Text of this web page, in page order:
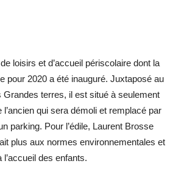
loisirs et d’accueil périscolaire dont la
pour 2020 a été inauguré. Juxtaposé au
Grandes terres, il est situé à seulement
qui sera démoli et remplacé par
parking. Pour l’édile, Laurent Brosse
plus aux normes environnementales et
l’accueil des enfants.